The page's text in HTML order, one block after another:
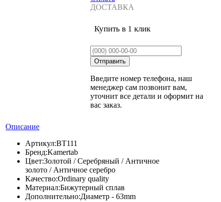
ДОСТАВКА
Купить в 1 клик
Введите номер телефона, наш
менеджер сам позвонит вам,
уточнит все детали и оформит на
вас заказ.
Описание
Артикул:BT111
Бренд:Kamertab
Цвет:Золотой / Серебряный / Античное
золото / Античное серебро
Качество:Ordinary quality
Материал:Бижутерный сплав
Дополнительно:Диаметр - 63mm